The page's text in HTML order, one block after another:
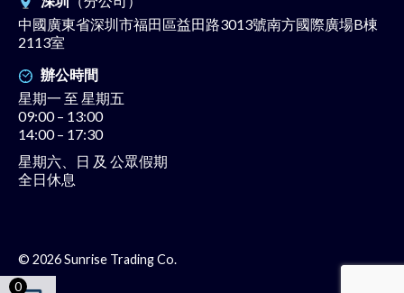
中國廣東省深圳市福田區益田路3013號南方國際廣場B棟
2113室
辦公時間
星期一 至 星期五
09:00 – 13:00
14:00 – 17:30
星期六、日 及 公眾假期
全日休息
© 2026 Sunrise Trading Co.
0